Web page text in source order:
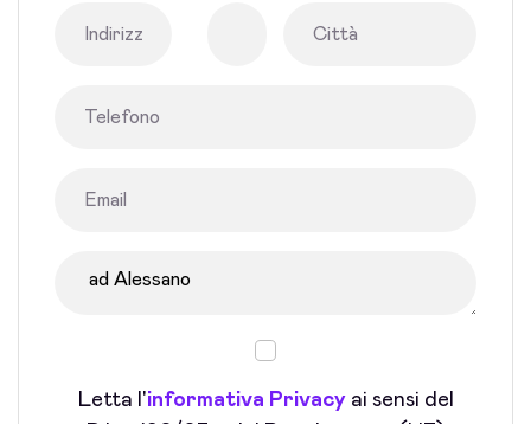
Letta l'informativa Privacyai sensi del